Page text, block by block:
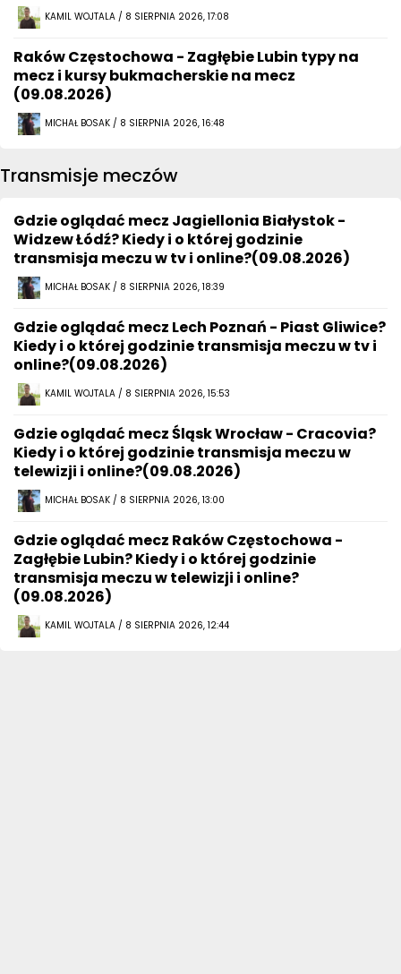
KAMIL WOJTALA / 8 SIERPNIA 2026, 17:08
Raków Częstochowa - Zagłębie Lubin typy na
mecz i kursy bukmacherskie na mecz
(09.08.2026)
MICHAŁ BOSAK / 8 SIERPNIA 2026, 16:48
Transmisje meczów
Gdzie oglądać mecz Jagiellonia Białystok -
Widzew Łódź? Kiedy i o której godzinie
transmisja meczu w tv i online?(09.08.2026)
MICHAŁ BOSAK / 8 SIERPNIA 2026, 18:39
Gdzie oglądać mecz Lech Poznań - Piast Gliwice?
Kiedy i o której godzinie transmisja meczu w tv i
online?(09.08.2026)
KAMIL WOJTALA / 8 SIERPNIA 2026, 15:53
Gdzie oglądać mecz Śląsk Wrocław - Cracovia?
Kiedy i o której godzinie transmisja meczu w
telewizji i online?(09.08.2026)
MICHAŁ BOSAK / 8 SIERPNIA 2026, 13:00
Gdzie oglądać mecz Raków Częstochowa -
Zagłębie Lubin? Kiedy i o której godzinie
transmisja meczu w telewizji i online?
(09.08.2026)
KAMIL WOJTALA / 8 SIERPNIA 2026, 12:44